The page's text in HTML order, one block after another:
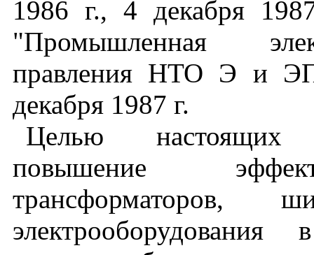
1986 г., 4 декабря
"Промышленная
правления НТО Э и
декабря 1987 г.
Целью настоящих
повышение
трансформаторов,